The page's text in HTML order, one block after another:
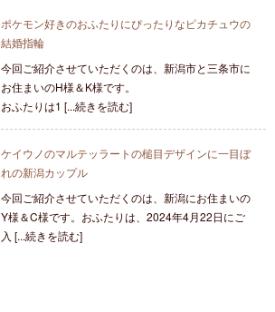
ポケモン好きのおふたりにぴったりなピカチュウの
結婚指輪
今回ご紹介させていただくのは、新潟市と三条市に
お住まいのH様＆K様です。
おふたりは1 [...続きを読む]
ケイウノのマルテッラートの槌目デザインに一目ぼ
れの新潟カップル
今回ご紹介させていただくのは、新潟にお住まいの
Y様＆C様です。おふたりは、2024年4月22日にご
入 [...続きを読む]